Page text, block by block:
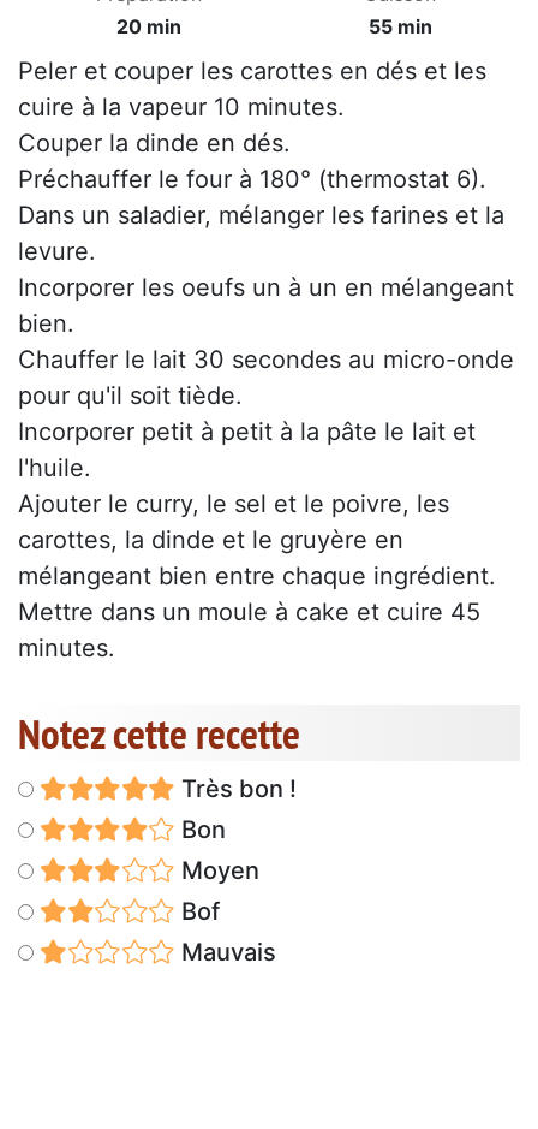
20 min
55 min
Peler et couper les carottes en dés et les
cuire à la vapeur 10 minutes.
Couper la dinde en dés.
Préchauffer le four à 180° (thermostat 6).
Dans un saladier, mélanger les farines et la
levure.
Incorporer les oeufs un à un en mélangeant
bien.
Chauffer le lait 30 secondes au micro-onde
pour qu'il soit tiède.
Incorporer petit à petit à la pâte le lait et
l'huile.
Ajouter le curry, le sel et le poivre, les
carottes, la dinde et le gruyère en
mélangeant bien entre chaque ingrédient.
Mettre dans un moule à cake et cuire 45
minutes.
Notez cette recette
Très bon !
Bon
Moyen
Bof
Mauvais